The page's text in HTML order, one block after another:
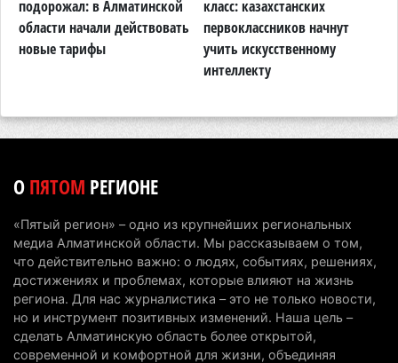
катеров для Formula-1 H2O и откроют академию
пилотов
директора по коммуникациям
Партия «Әділет» предложила превратить
рабочих мест
4 августа 2026 г. 15:11 150
В Алматинской области назначили нового
председателя административного суда
4 августа 2026 г. 14:29
подорожал: в Алматинской
области начали действовать
новые тарифы
класс: казахстанских
первоклассников начнут
учить искусственному
интеллекту
ОПЯТОМ РЕГИОНЕ
«Пятый регион» – одно из крупнейших региональных
медиа Алматинской области. Мы рассказываем о том,
что действительно важно: о людях, событиях, решениях,
достижениях и проблемах, которые влияют на жизнь
региона. Для нас журналистика – это не только новости,
но и инструмент позитивных изменений. Наша цель –
сделать Алматинскую область более открытой,
современной и комфортной для жизни, объединяя